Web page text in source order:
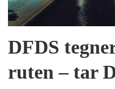
DFDS
ruten – tar